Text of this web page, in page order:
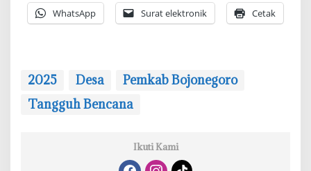
WhatsApp Surat elektronik Cetak
2025 Desa
Pemkab Bojonegoro
Tangguh Bencana
Ikuti Kami